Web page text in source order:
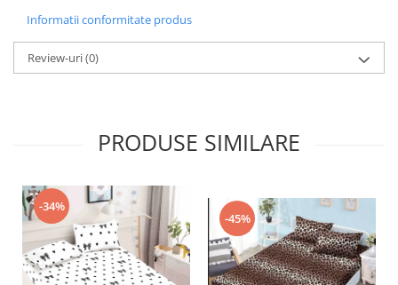
Informatii conformitate produs
Review-uri(0)
PRODUSE SIMILARE
-34%
-45%